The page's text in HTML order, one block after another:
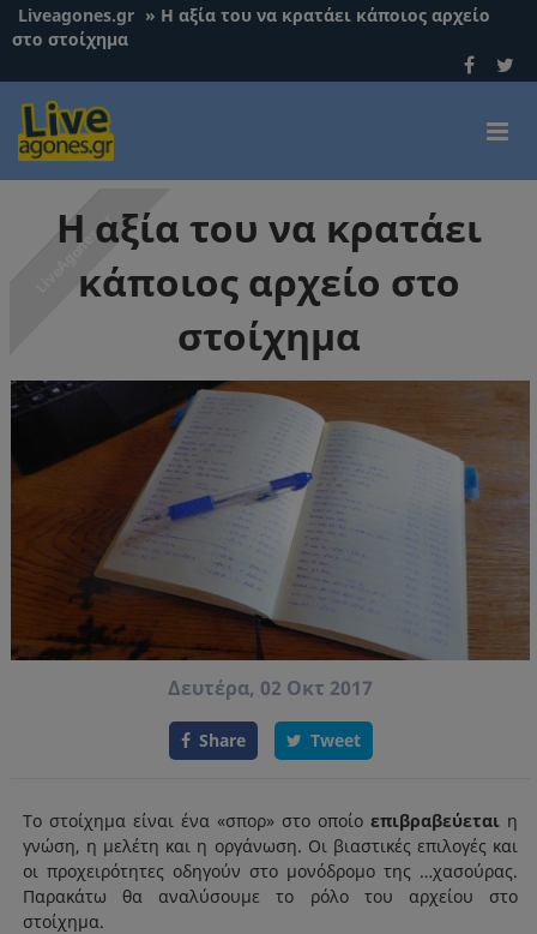
Liveagones.gr » Η αξία του να κρατάει κάποιος αρχείο
στο στοίχημα
Η αξία του να κρατάει
κάποιος αρχείο στο
στοίχημα
Δευτέρα, 02 Οκτ 2017
Share Tweet
Το στοίχημα είναι ένα «σπορ» στο οποίο επιβραβεύεται η
γνώση, η μελέτη και η οργάνωση. Οι βιαστικές επιλογές και
οι προχειρότητες οδηγούν στο μονόδρομο της …χασούρας.
Παρακάτω θα αναλύσουμε το ρόλο του αρχείου στο
στοίχημα.